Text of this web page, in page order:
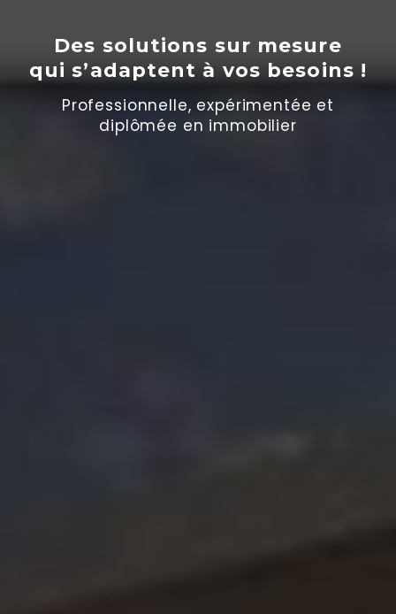
Des solutions sur mesure
qui s’adaptent à vos besoins !
Professionnelle, expérimentée et
diplômée en immobilier